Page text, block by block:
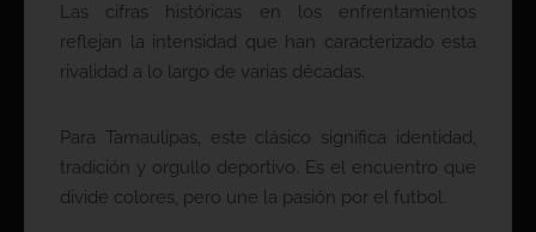
Las cifras históricas en los enfrentamientos
reflejan la intensidad que han caracterizado esta
rivalidad a lo largo de varias décadas.
Para Tamaulipas, este clásico significa identidad,
tradición y orgullo deportivo. Es el encuentro que
divide colores, pero une la pasión por el futbol.